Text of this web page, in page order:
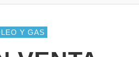
Y GAS